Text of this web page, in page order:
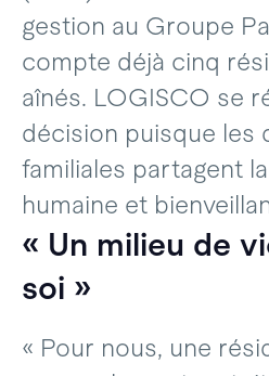
gestion au Groupe
compte déjà cinq
aînés. LOGISCO se
décision puisque les
familiales partagent
humaine et
« Un milieu de
soi »
« Pour nous, une